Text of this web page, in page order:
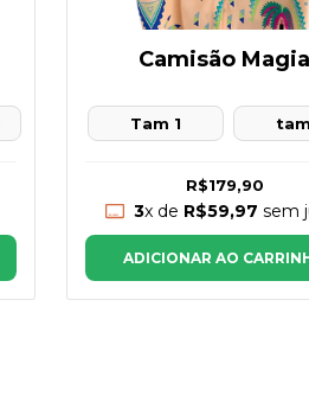
Camisão Magia
Tam 1
R$179,90
3x de R$59,97 sem
ADICIONAR AO